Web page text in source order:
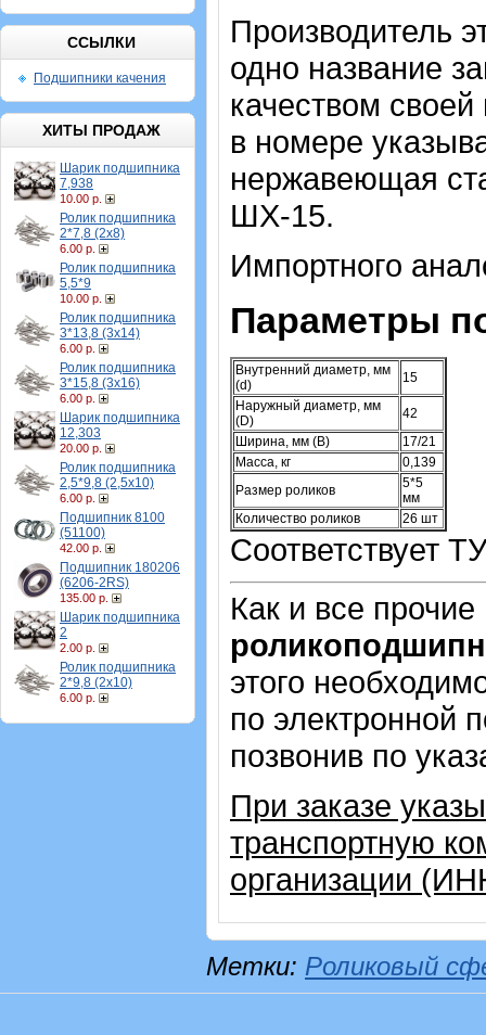
ССЫЛКИ
Подшипники качения
ХИТЫ ПРОДАЖ
Шарик подшипника
7,938
10.00 р.
Ролик подшипника
2*7,8 (2х8)
6.00 р.
Ролик подшипника
5,5*9
10.00 р.
Ролик подшипника
3*13,8 (3х14)
6.00 р.
Ролик подшипника
3*15,8 (3х16)
6.00 р.
Шарик подшипника
12,303
20.00 р.
Ролик подшипника
2,5*9,8 (2,5х10)
6.00 р.
Подшипник 8100
(51100)
42.00 р.
Подшипник 180206
(6206-2RS)
135.00 р.
Шарик подшипника
2
2.00 р.
Ролик подшипника
2*9,8 (2х10)
6.00 р.
Производитель
одно название
качеством
в номере
нержавеющая
ШХ-15.
Импортного
Параметры
Внутренний диаметр, мм
(d)
15
Наружный диаметр, мм
(D)
42
Ширина, мм (B)
17/21
Масса, кг
0,139
Размер роликов
5*5
мм
Количество роликов
26 шт
Соответствует
Как и все
этого
по электронной
позвонив по
При заказе
транспортную
организации
Метки: Роликовый